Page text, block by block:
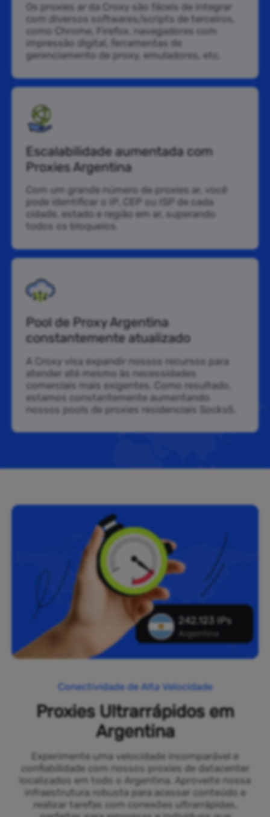
Os proxies ar da Croxy são fáceis de integrar
com diversos softwares/scripts de terceiros,
como Chrome, Firefox, navegadores com
impressão digital, ferramentas de
gerenciamento de proxy, emuladores, etc.
Escalabilidade aumentada com
Proxies Argentina
Com um grande número de proxies ar, você
pode identificar o IP, CEP ou ISP de cada
cidade, estado e região em ar, superando
todos os bloqueios.
Pool de Proxy Argentina
constantemente atualizado
A Croxy visa expandir nossos recursos para
atender até mesmo às necessidades
comerciais mais exigentes. Como resultado,
estamos constantemente aumentando
nossos pools de proxies residenciais Socks5.
242,123 IPs
Argentina
Conectividade de Alta Velocidade
Proxies Ultrarrápidos em
Argentina
Experimente uma velocidade incomparável e
confiabilidade com nossos proxies de datacenter
localizados em todo o Argentina. Aproveite nossa
infraestrutura robusta para acessar conteúdo e
realizar tarefas com conexões ultrarrápidas,